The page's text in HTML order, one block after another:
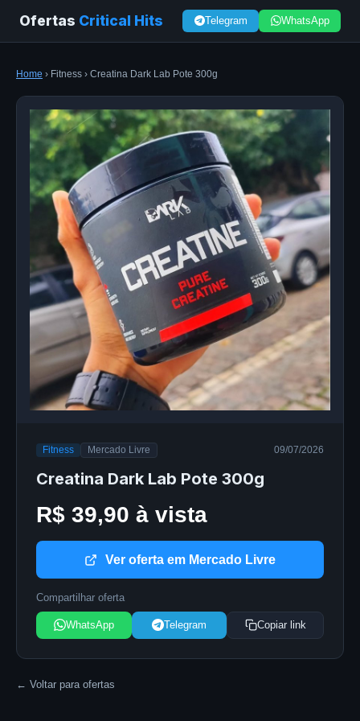
Ofertas Critical Hits Telegram WhatsApp
Home › Fitness › Creatina Dark Lab Pote 300g
Fitness Mercado Livre 09/07/2026
Creatina Dark Lab Pote 300g
R$ 39,90 à vista
Ver oferta em Mercado Livre
Compartilhar oferta
WhatsApp Telegram Copiar link
← Voltar para ofertas